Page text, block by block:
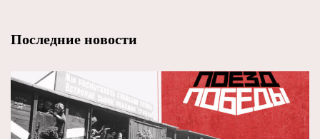
Последние новости